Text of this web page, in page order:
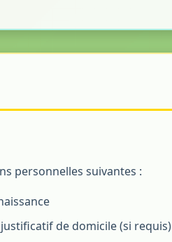
personnelles suivantes :
de domicile (si requis)